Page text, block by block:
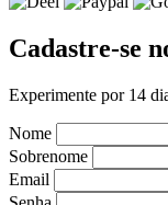
Cadastre-se
Experimente por 14
Nome
Sobrenome
Email